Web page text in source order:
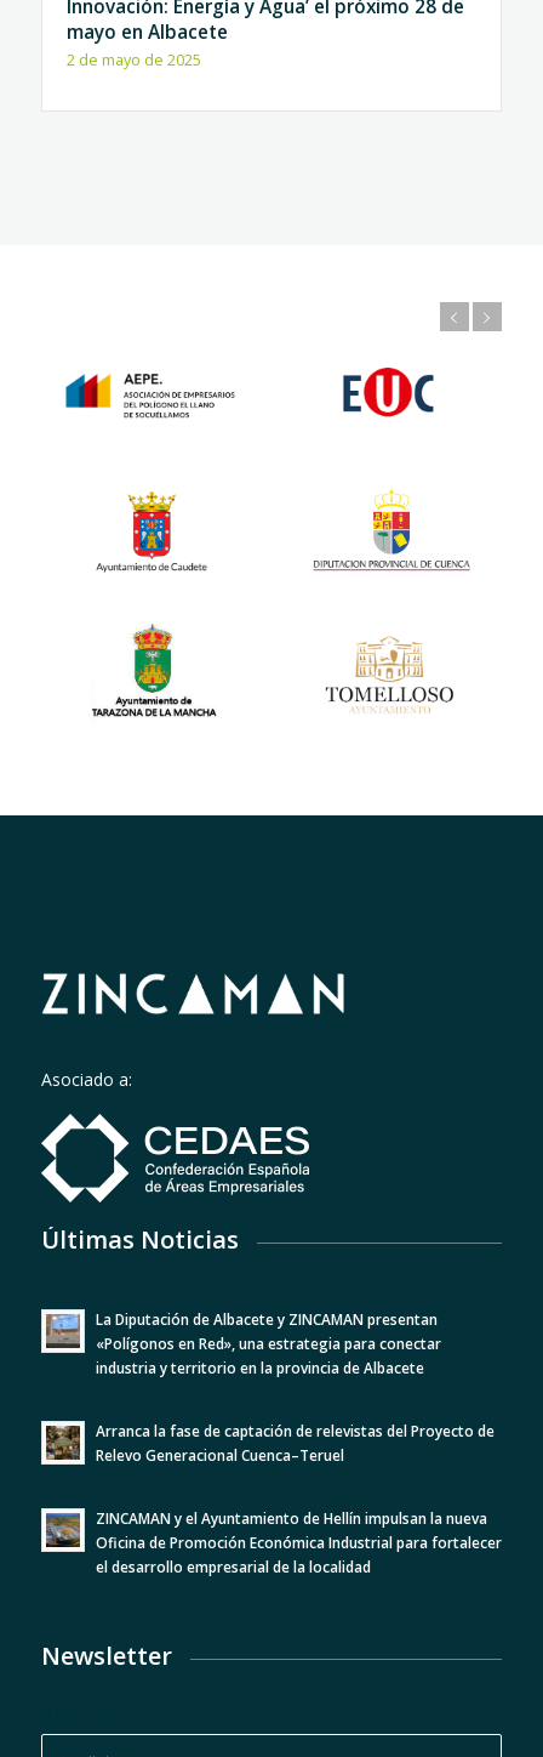
Innovación: Energía y Agua’ el próximo 28 de
mayo en Albacete
2 de mayo de 2025
Asociado a:
Últimas Noticias
La Diputación de Albacete y ZINCAMAN presentan
«Polígonos en Red», una estrategia para conectar
industria y territorio en la provincia de Albacete
Arranca la fase de captación de relevistas del Proyecto de
Relevo Generacional Cuenca–Teruel
ZINCAMAN y el Ayuntamiento de Hellín impulsan la nueva
Oficina de Promoción Económica Industrial para fortalecer
el desarrollo empresarial de la localidad
Newsletter